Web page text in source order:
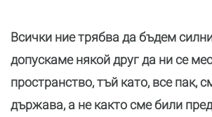
Всички ние трябва да бъдем
допускаме някой друг да ни се
пространство, тъй като, все пак,
държава, а не както сме били